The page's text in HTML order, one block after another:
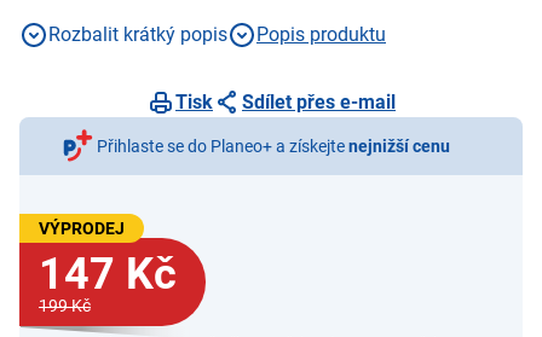
Rozbalit krátký popis
Popis produktu
Tisk Sdílet přes e-mail
Přihlaste se do Planeo+ a získejtenejnižší cenu
VÝPRODEJ
147 Kč
199 Kč